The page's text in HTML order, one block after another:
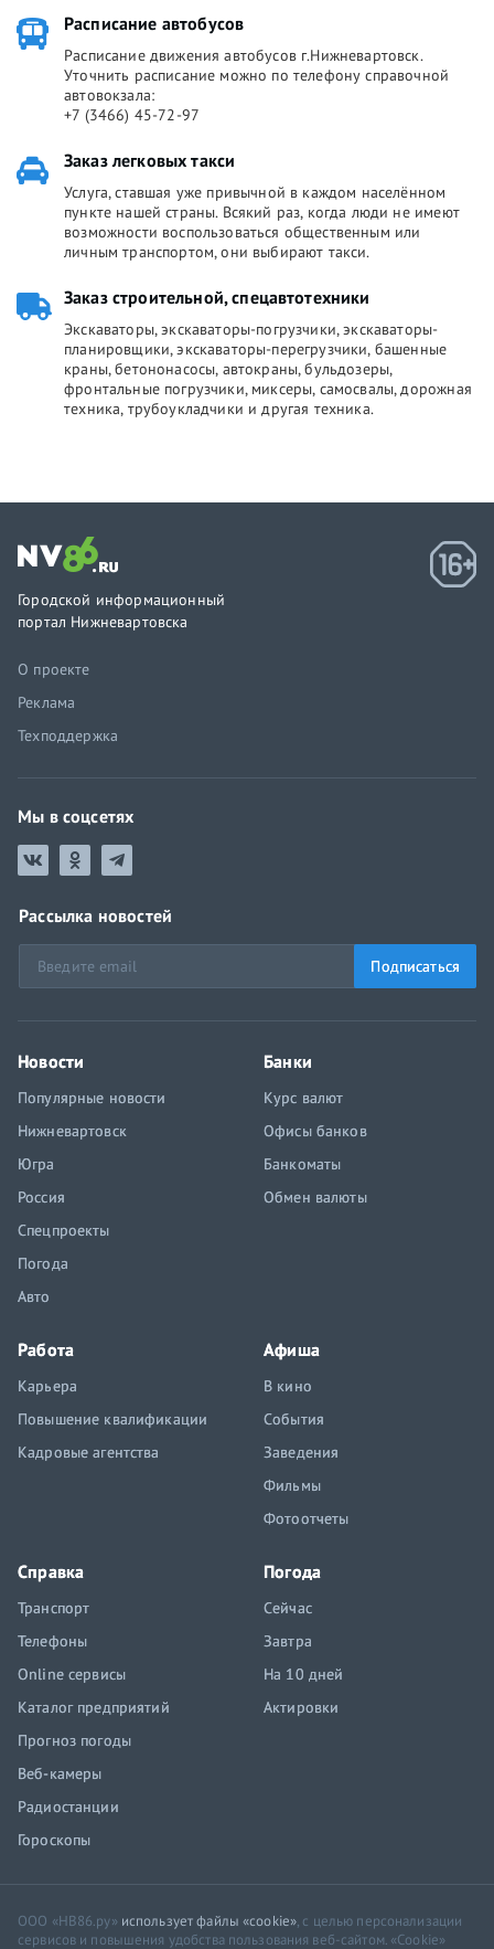
Расписание автобусов
Расписание движения автобусов г.Нижневартовск.
Уточнить расписание можно по телефону справочной
автовокзала:
+7 (3466) 45-72-97
Заказ легковых такси
Услуга, ставшая уже привычной в каждом населённом
пункте нашей страны. Всякий раз, когда люди не имеют
возможности воспользоваться общественным или
личным транспортом, они выбирают такси.
Заказ строительной, спецавтотехники
Экскаваторы, экскаваторы-погрузчики, экскаваторы-
планировщики, экскаваторы-перегрузчики, башенные
краны, бетононасосы, автокраны, бульдозеры,
фронтальные погрузчики, миксеры, самосвалы, дорожная
техника, трубоукладчики и другая техника.
Городской информационный
портал Нижневартовска
О проекте
Реклама
Техподдержка
Мы в соцсетях
Рассылка новостей
Подписаться
Новости
Популярные новости
Нижневартовск
Югра
Россия
Спецпроекты
Погода
Авто
Банки
Курс валют
Офисы банков
Банкоматы
Обмен валюты
Работа
Карьера
Повышение квалификации
Кадровые агентства
Афиша
В кино
События
Заведения
Фильмы
Фотоотчеты
Справка
Транспорт
Телефоны
Online сервисы
Каталог предприятий
Прогноз погоды
Веб-камеры
Радиостанции
Гороскопы
Погода
Сейчас
Завтра
На 10 дней
Актировки
ООО «НВ86.ру» использует файлы «cookie», с целью персонализации
сервисов и повышения удобства пользования веб-сайтом. «Cookie»